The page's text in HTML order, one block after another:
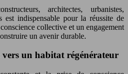
architectes, urbanistes,
est indispensable pour la réussite de
collective et un engagement
un avenir durable.
vers un habitat régénérateur